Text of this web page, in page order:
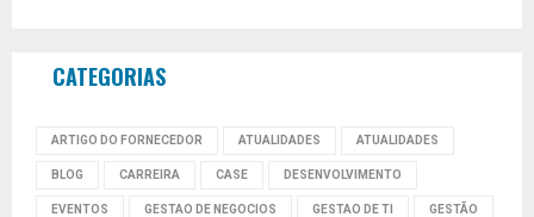
CATEGORIAS
ARTIGO DO FORNECEDOR ATUALIDADES ATUALIDADES
BLOG CARREIRA CASE DESENVOLVIMENTO
EVENTOS GESTAO DE NEGOCIOS GESTAO DE TI GESTÃO